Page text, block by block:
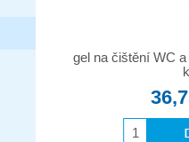
gel na čištění WC